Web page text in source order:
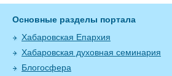
Основные разделы портала
Хабаровская Епархия
Хабаровская духовная семинария
Блогосфера